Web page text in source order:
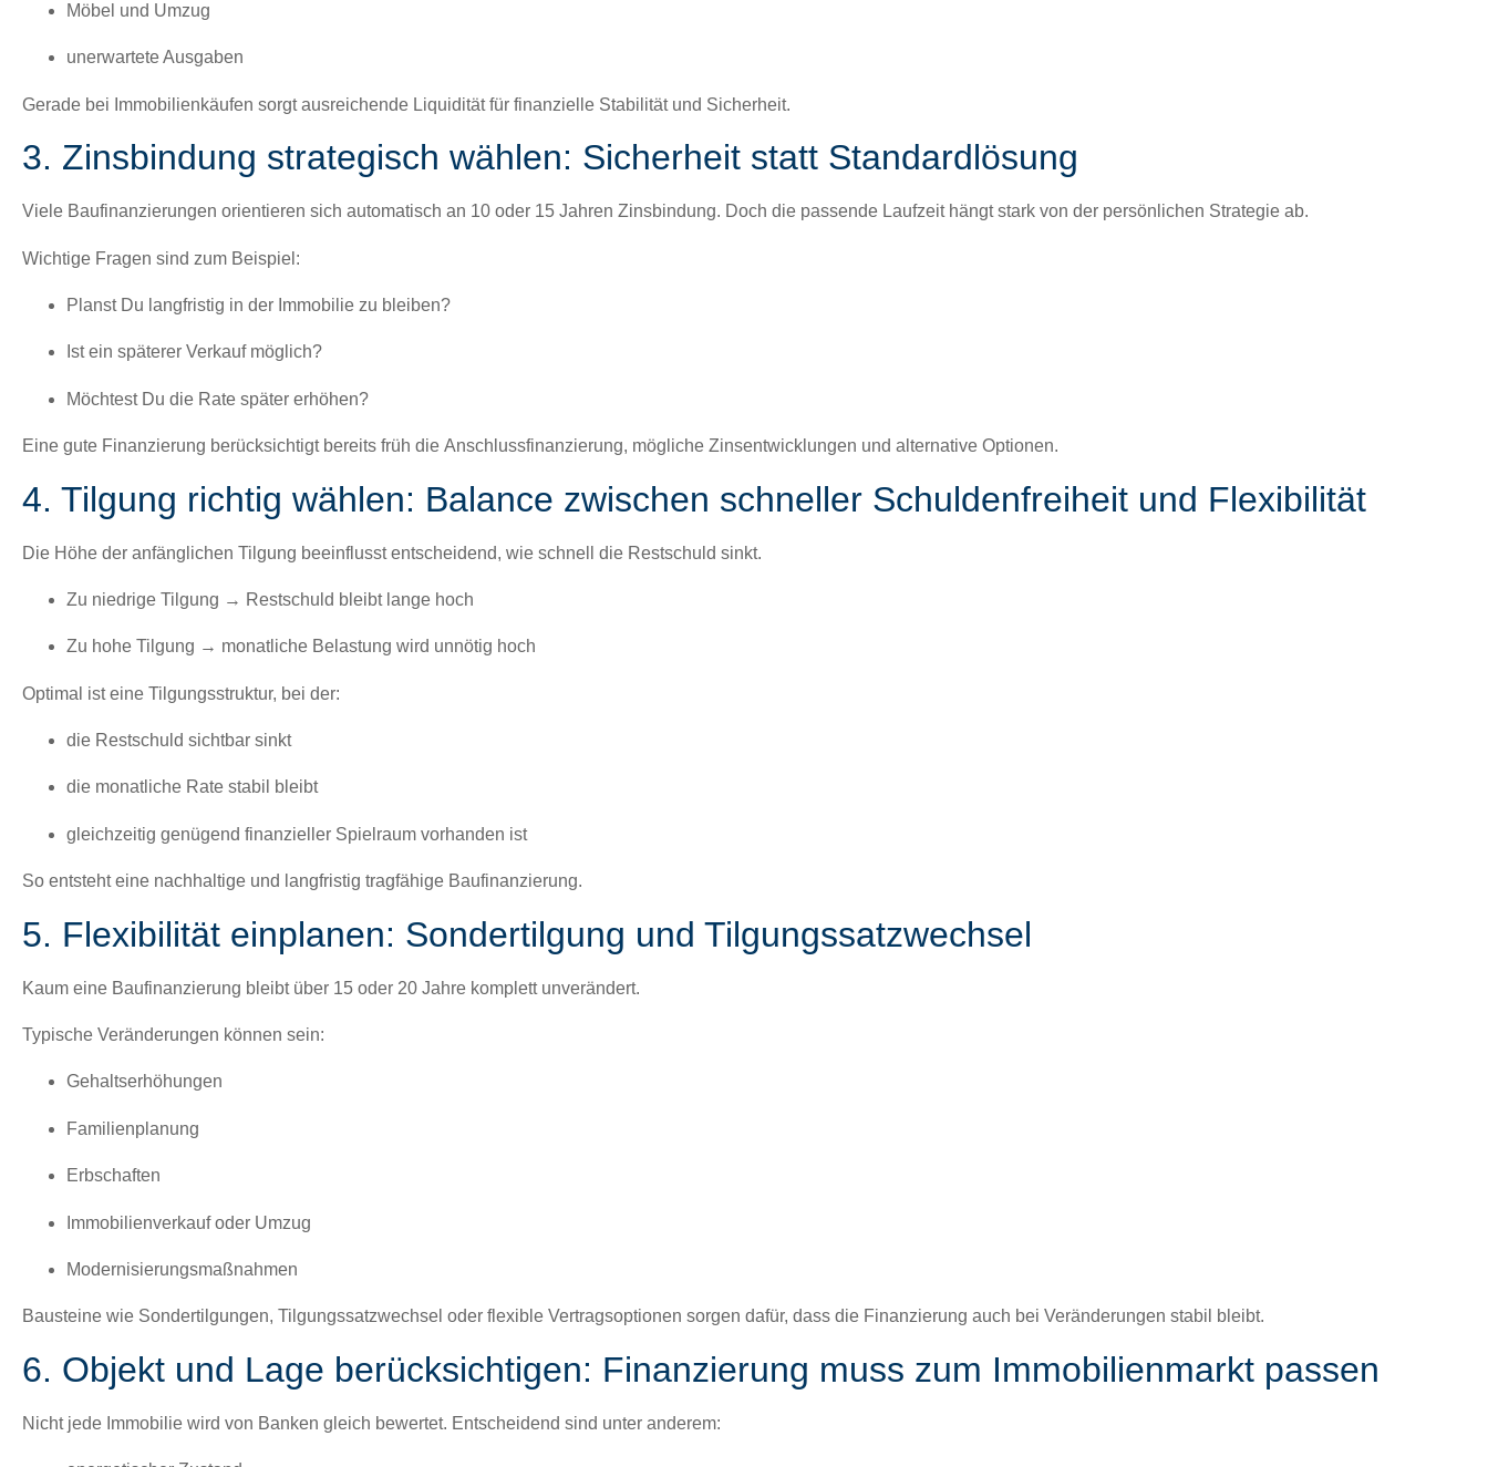
Möbel und Umzug
uner­wartete Aus­gaben
Ger­ade bei Immo­bilienkäufen sorgt aus­re­ichende Liq­uid­ität für finanzielle Sta­bil­ität und Sicher­heit.
3. Zinsbindung strategisch wählen: Sicherheit statt Standardlösung
Viele Bau­fi­nanzierun­gen ori­en­tieren sich automa­tisch an 10 oder 15 Jahren Zins­bindung. Doch die passende Laufzeit hängt stark von der per­sön­lichen Strate­gie ab.
Wichtige Fra­gen sind zum Beispiel:
Planst Du langfristig in der Immo­bilie zu bleiben?
Ist ein später­er Verkauf möglich?
Möcht­est Du die Rate später erhöhen?
Eine gute Finanzierung berück­sichtigt bere­its früh die Anschluss­fi­nanzierung, mögliche Zin­sen­twick­lun­gen und alter­na­tive Optio­nen.
4. Tilgung richtig wählen: Balance zwischen schneller Schuldenfreiheit und Flexibilität
Die Höhe der anfänglichen Tilgung bee­in­flusst entschei­dend, wie schnell die Restschuld sinkt.
Zu niedrige Tilgung → Restschuld bleibt lange hoch
Zu hohe Tilgung → monatliche Belas­tung wird unnötig hoch
Opti­mal ist eine Tilgungsstruk­tur, bei der:
die Restschuld sicht­bar sinkt
die monatliche Rate sta­bil bleibt
gle­ichzeit­ig genü­gend finanzieller Spiel­raum vorhan­den ist
So entste­ht eine nach­haltige und langfristig tragfähige Bau­fi­nanzierung.
5. Flexibilität einplanen: Sondertilgung und Tilgungssatzwechsel
Kaum eine Bau­fi­nanzierung bleibt über 15 oder 20 Jahre kom­plett unverän­dert.
Typ­is­che Verän­derun­gen kön­nen sein:
Gehalt­ser­höhun­gen
Fam­i­lien­pla­nung
Erb­schaften
Immo­bilien­verkauf oder Umzug
Mod­ernisierungs­maß­nah­men
Bausteine wie Son­der­til­gun­gen, Tilgungssatzwech­sel oder flex­i­ble Ver­trag­sop­tio­nen sor­gen dafür, dass die Finanzierung auch bei Verän­derun­gen sta­bil bleibt.
6. Objekt und Lage berücksichtigen: Finanzierung muss zum Immobilienmarkt passen
Nicht jede Immo­bilie wird von Banken gle­ich bew­ertet. Entschei­dend sind unter anderem: